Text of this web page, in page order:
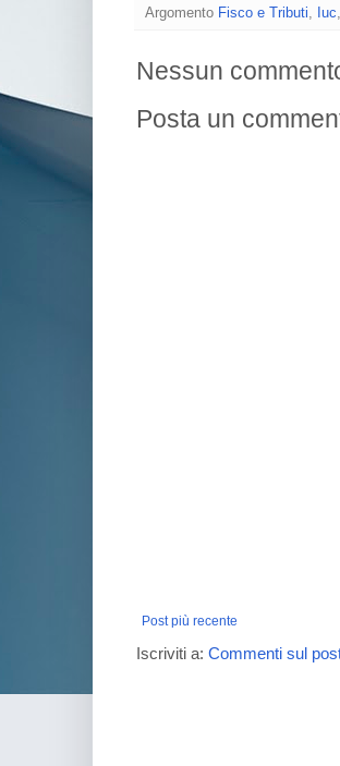
Argomento Fisco e Tributi Iuc
Nessun
Posta un
Post più recente
Iscriviti a: Commenti sul